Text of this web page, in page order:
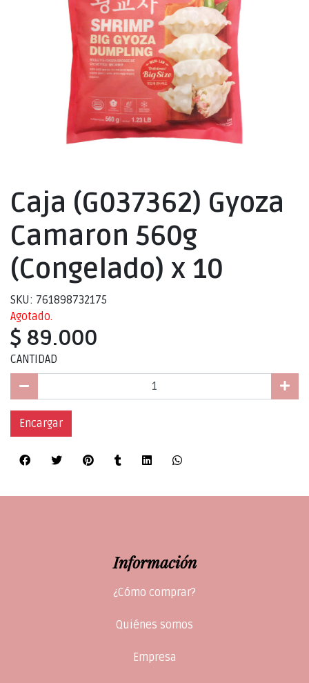
Caja (G037362) Gyoza
Camaron 560g
(Congelado) x 10
SKU: 761898732175
Agotado.
$ 89.000
CANTIDAD
Encargar
Información
¿Cómo comprar?
Quiénes somos
Empresa